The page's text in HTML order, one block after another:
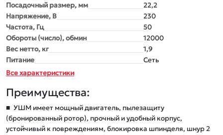
Посадочный размер, мм
22,2
Напряжение, В
230
Частота, Гц
50
Обороты (число), обмин
12000
Вес нетто, кг
1,9
Питание
Сеть
Все характеристики
Преимущества:
■ УШМ имеет мощный двигатель, пылезащиту
(бронированный ротор), прочный и удобный корпус,
устойчивый к повреждениям, блокировка шпинделя, шнур 2